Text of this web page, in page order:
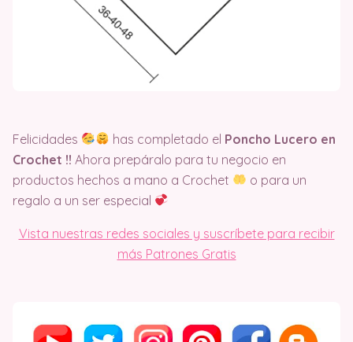
Felicidades has completado el Poncho Lucero en
Crochet !! Ahora prepáralo para tu negocio en
productos hechos a mano a Crochet
o para un
regalo a un ser especial
Vista nuestras redes sociales y suscríbete para recibir
más Patrones Gratis